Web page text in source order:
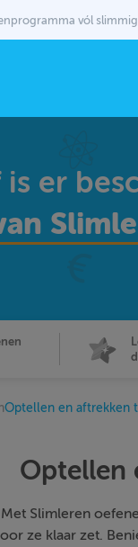
vól
er
Optellen en aftrekken
Optellen
Met Slimleren
ze klaar zet.